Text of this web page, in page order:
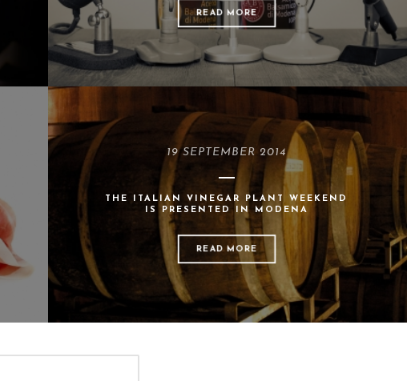
READ MORE
19 SEPTEMBER 2014
THE ITALIAN VINEGAR PLANT WEEKEND
IS PRESENTED IN MODENA
READ MORE